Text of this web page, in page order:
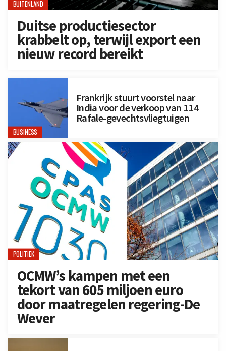
BUITENLAND
Duitse productiesector
krabbelt op, terwijl export een
nieuw record bereikt
BUSINESS
Frankrijk stuurt voorstel naar
India voor de verkoop van 114
Rafale-gevechtsvliegtuigen
POLITIEK
OCMW’s kampen met een
tekort van 605 miljoen euro
door maatregelen regering-De
Wever